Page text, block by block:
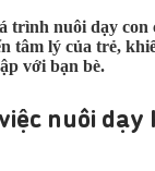
trình nuôi dạy con
tâm lý của trẻ,
với bạn bè.
nuôi